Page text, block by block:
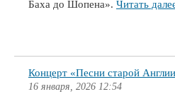
Баха до Шопена». Читать
Концерт «Песни старой
16 января, 2026 12:54